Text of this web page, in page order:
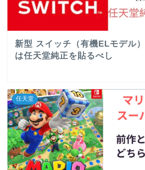
新型 スイッチ（有機ELモデル
は任天堂純正を貼るべし
任天堂